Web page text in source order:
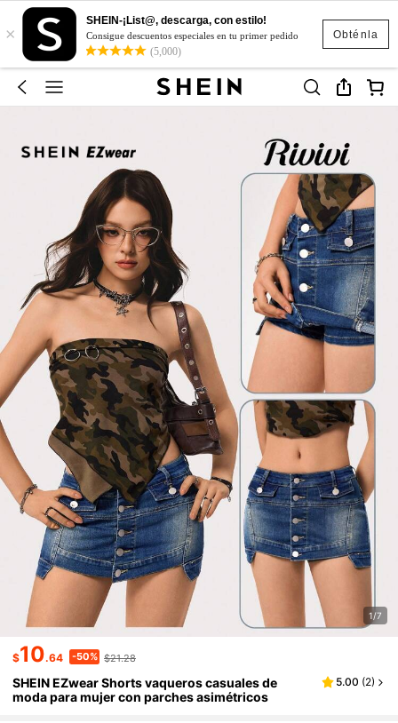
Obténla
×
SHEIN-¡List@, descarga, con estilo!
Consigue descuentos especiales en tu primer pedido
(5,000)
1/7
$10.64 -50% $21.28
SHEIN EZwear Shorts vaqueros casuales de
moda para mujer con parches asimétricos
5.00 (2)